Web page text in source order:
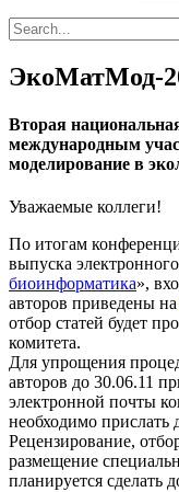
ЭкоМатМод-
Вторая
международным
моделирование в
Уважаемые коллеги!
По итогам
выпуска
биоинформатика»,
авторов приведены на
отбор статей будет
комитета.
Для упрощения
авторов до 30.06.11
электронной почты
необходимо прислать
Рецензирование,
размещение
планируется сделать